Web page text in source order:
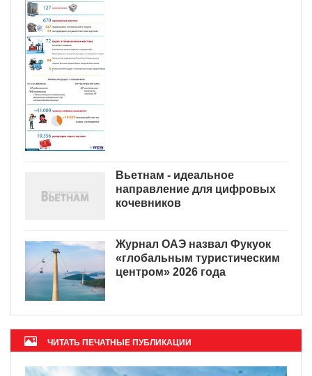
Вьетнам - идеальное
направление для цифровых
кочевников
Журнал ОАЭ назвал Фукуок
«глобальным туристическим
центром» 2026 года
ЧИТАТЬ ПЕЧАТНЫЕ ПУБЛИКАЦИИ